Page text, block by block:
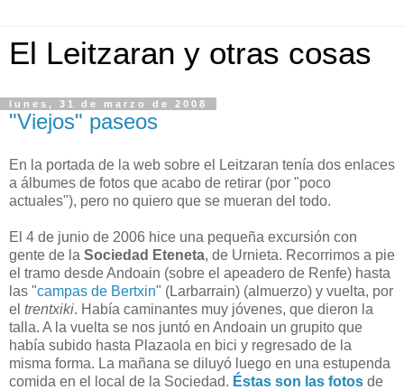
El Leitzaran y otras cosas
lunes, 31 de marzo de 2008
"Viejos" paseos
En la portada de la web sobre el Leitzaran tenía dos enlaces
a álbumes de fotos que acabo de retirar (por "poco
actuales"), pero no quiero que se mueran del todo.
El 4 de junio de 2006 hice una pequeña excursión con
gente de la Sociedad Eteneta, de Urnieta. Recorrimos a pie
el tramo desde Andoain (sobre el apeadero de Renfe) hasta
las "campas de Bertxin" (Larbarrain) (almuerzo) y vuelta, por
el trentxiki. Había caminantes muy jóvenes, que dieron la
talla. A la vuelta se nos juntó en Andoain un grupito que
había subido hasta Plazaola en bici y regresado de la
misma forma. La mañana se diluyó luego en una estupenda
comida en el local de la Sociedad. Éstas son las fotos de